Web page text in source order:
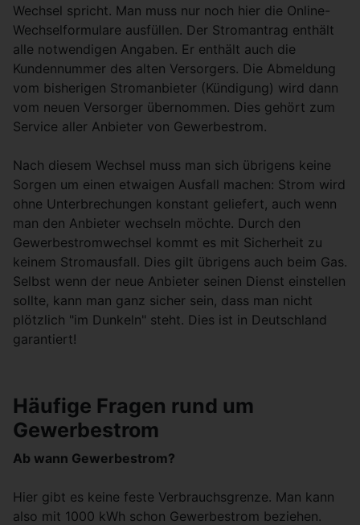
Wechsel spricht. Man muss nur noch hier die Online-
Wechselformulare ausfüllen. Der Stromantrag enthält
alle notwendigen Angaben. Er enthält auch die
Kundennummer des alten Versorgers. Die Abmeldung
vom bisherigen Stromanbieter (Kündigung) wird dann
vom neuen Versorger übernommen. Dies gehört zum
Service aller Anbieter von Gewerbestrom.
Nach diesem Wechsel muss man sich übrigens keine
Sorgen um einen etwaigen Ausfall machen: Strom wird
ohne Unterbrechungen konstant geliefert, auch wenn
man den Anbieter wechseln möchte. Durch den
Gewerbestromwechsel kommt es mit Sicherheit zu
keinem Stromausfall. Dies gilt übrigens auch beim Gas.
Selbst wenn der neue Anbieter seinen Dienst einstellen
sollte, kann man ganz sicher sein, dass man nicht
plötzlich "im Dunkeln" steht. Dies ist in Deutschland
garantiert!
Häufige Fragen rund um
Gewerbestrom
Ab wann Gewerbestrom?
Hier gibt es keine feste Verbrauchsgrenze. Man kann
also mit 1000 kWh schon Gewerbestrom beziehen.